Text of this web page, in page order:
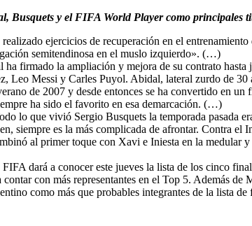
Busquets y el FIFA World Player como principales
ejercicios de recuperación en el
semitendinosa en el muslo izquierdo». (…)
firmado la ampliación y mejora de su contrato
Leo Messi y Carles Puyol. Abidal, lateral zurdo de
de 2007 y desde entonces se ha convertido en
ha sido el favorito en esa demarcación. (…)
lo que vivió Sergio Busquets la temporada pasada
siempre es la más complicada de afrontar. Contra el
al primer toque con Xavi e Iniesta en la medular
dará a conocer este jueves la lista de los cinco
con más representantes en el Top 5. Además
como más que probables integrantes de la lista de